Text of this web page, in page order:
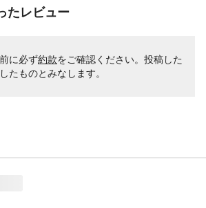
たレビュー
に必ず約款をご確認ください。投稿した
たものとみなします。